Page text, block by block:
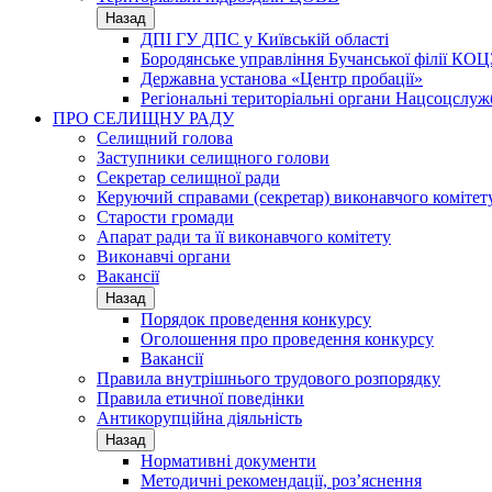
Назад
ДПІ ГУ ДПС у Київській області
Бородянське управління Бучанської філії
Державна установа «Центр пробації»
Регіональні територіальні органи
ПРО СЕЛИЩНУ РАДУ
Селищний голова
Заступники селищного голови
Секретар селищної ради
Керуючий справами (секретар) виконавчого
Старости громади
Апарат ради та її виконавчого комітету
Виконавчі органи
Вакансії
Назад
Порядок проведення конкурсу
Оголошення про проведення конкурсу
Вакансії
Правила внутрішнього трудового розпорядку
Правила етичної поведінки
Антикорупційна діяльність
Назад
Нормативні документи
Методичні рекомендації, роз’яснення